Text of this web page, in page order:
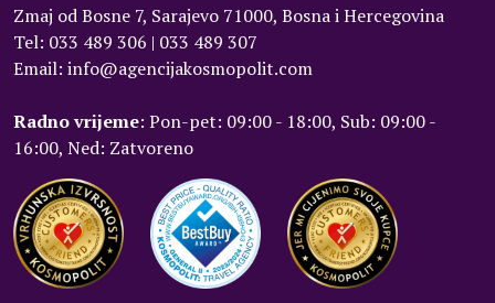
Zmaj od Bosne 7, Sarajevo 71000, Bosna i Hercegovina
Tel: 033 489 306 | 033 489 307
Email: info@agencijakosmopolit.com
Radno vrijeme: Pon-pet: 09:00 - 18:00, Sub: 09:00 -
16:00, Ned: Zatvoreno